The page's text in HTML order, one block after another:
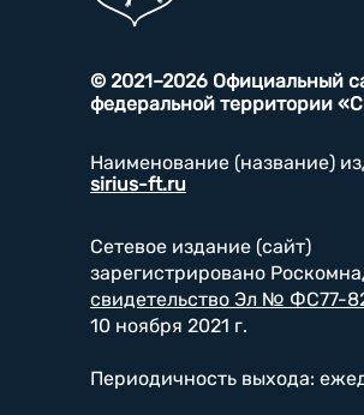
© 2021–2026 Официальный
федеральной территории
Наименование (название)
sirius-ft.ru
Сетевое издание (сайт)
зарегистрировано
свидетельство Эл № ФС77-
10 ноября 2021 г.
Периодичность выхода: